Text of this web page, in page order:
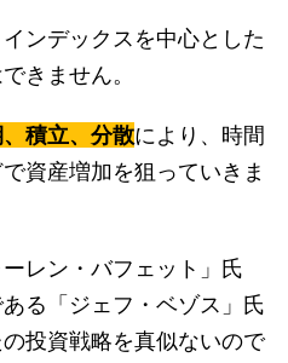
ンデックスを中心とした
きません。
積立、分散により、時間
資産増加を狙っていきま
レン・バフェット」氏
る「ジェフ・ベゾス」氏
投資戦略を真似ないので